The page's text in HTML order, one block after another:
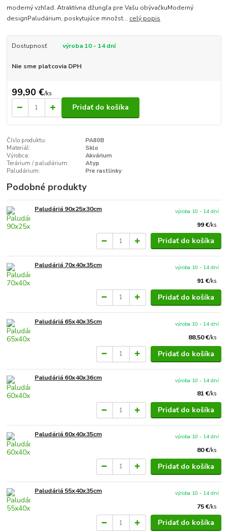
moderný vzhľad. Atraktívna džungľa pre Vašu obývačkuModerný
designPaludárium, poskytujúce množst... celý popis
Dostupnosť výroba 10 - 14 dní
Nie sme platcovia DPH
99,90 €/ks
Pridať do košíka
Číslo produktu:
PA80B
Materiál:
Sklo
Výrobca:
Akvárium
Terárium / paludárium:
Atyp
Paludárium:
Pre rastlinky
Podobné produkty
Paludáriá 90x25x30cm
99 €/ks
výroba 10 - 14 dní
Pridať do košíka
Paludáriá 70x40x35cm
91 €/ks
výroba 10 - 14 dní
Pridať do košíka
Paludáriá 65x40x35cm
88,50 €/ks
výroba 10 - 14 dní
Pridať do košíka
Paludáriá 60x40x36cm
81 €/ks
výroba 10 - 14 dní
Pridať do košíka
Paludáriá 60x40x35cm
80 €/ks
výroba 10 - 14 dní
Pridať do košíka
Paludáriá 55x40x35cm
75 €/ks
výroba 10 - 14 dní
Pridať do košíka